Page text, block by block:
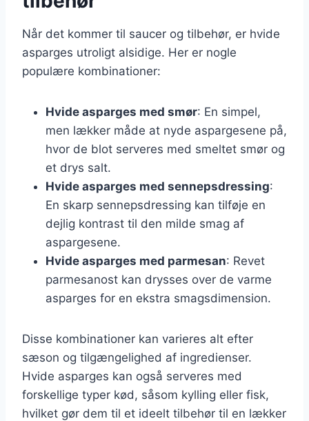
Når det kommer til saucer og tilbehør, er hvide
asparges utroligt alsidige. Her er nogle
populære kombinationer:
Hvide asparges med smør: En simpel,
men lækker måde at nyde aspargesene på,
hvor de blot serveres med smeltet smør og
et drys salt.
Hvide asparges med sennepsdressing:
En skarp sennepsdressing kan tilføje en
dejlig kontrast til den milde smag af
aspargesene.
Hvide asparges med parmesan: Revet
parmesanost kan drysses over de varme
asparges for en ekstra smagsdimension.
Disse kombinationer kan varieres alt efter
sæson og tilgængelighed af ingredienser.
Hvide asparges kan også serveres med
forskellige typer kød, såsom kylling eller fisk,
hvilket gør dem til et ideelt tilbehør til en lækker